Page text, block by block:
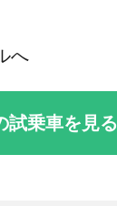
へ
試乗車を見る